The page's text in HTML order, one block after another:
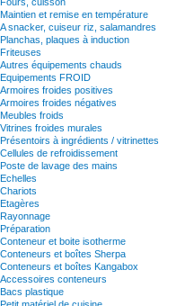
Maintien et remise en température
A snacker, cuiseur riz, salamandres
Planchas, plaques à induction
Friteuses
Autres équipements chauds
Equipements FROID
Armoires froides positives
Armoires froides négatives
Meubles froids
Vitrines froides murales
Présentoirs à ingrédients / vitrinettes
Cellules de refroidissement
Poste de lavage des mains
Echelles
Chariots
Etagères
Rayonnage
Préparation
Conteneur et boite isotherme
Conteneurs et boîtes Sherpa
Conteneurs et boîtes Kangabox
Accessoires conteneurs
Bacs plastique